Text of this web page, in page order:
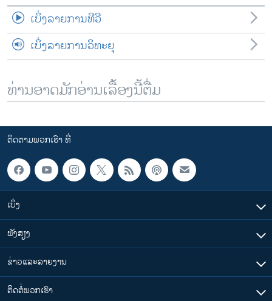
ເບິ່ງລາຍການທີວີ
ເບິ່ງລາຍການວິທະຍຸ
ທ່ານອາດມັກອ່ານເລື້ອງນີ້ຕື່ມ
ຕິດຕາມພວກເຮົາ ທີ່
ເບິ່ງ
ຟັງສຽງ
ຂ່າວແລະລາຍງານ
ຕິດຕໍ່ພວກເຮົາ